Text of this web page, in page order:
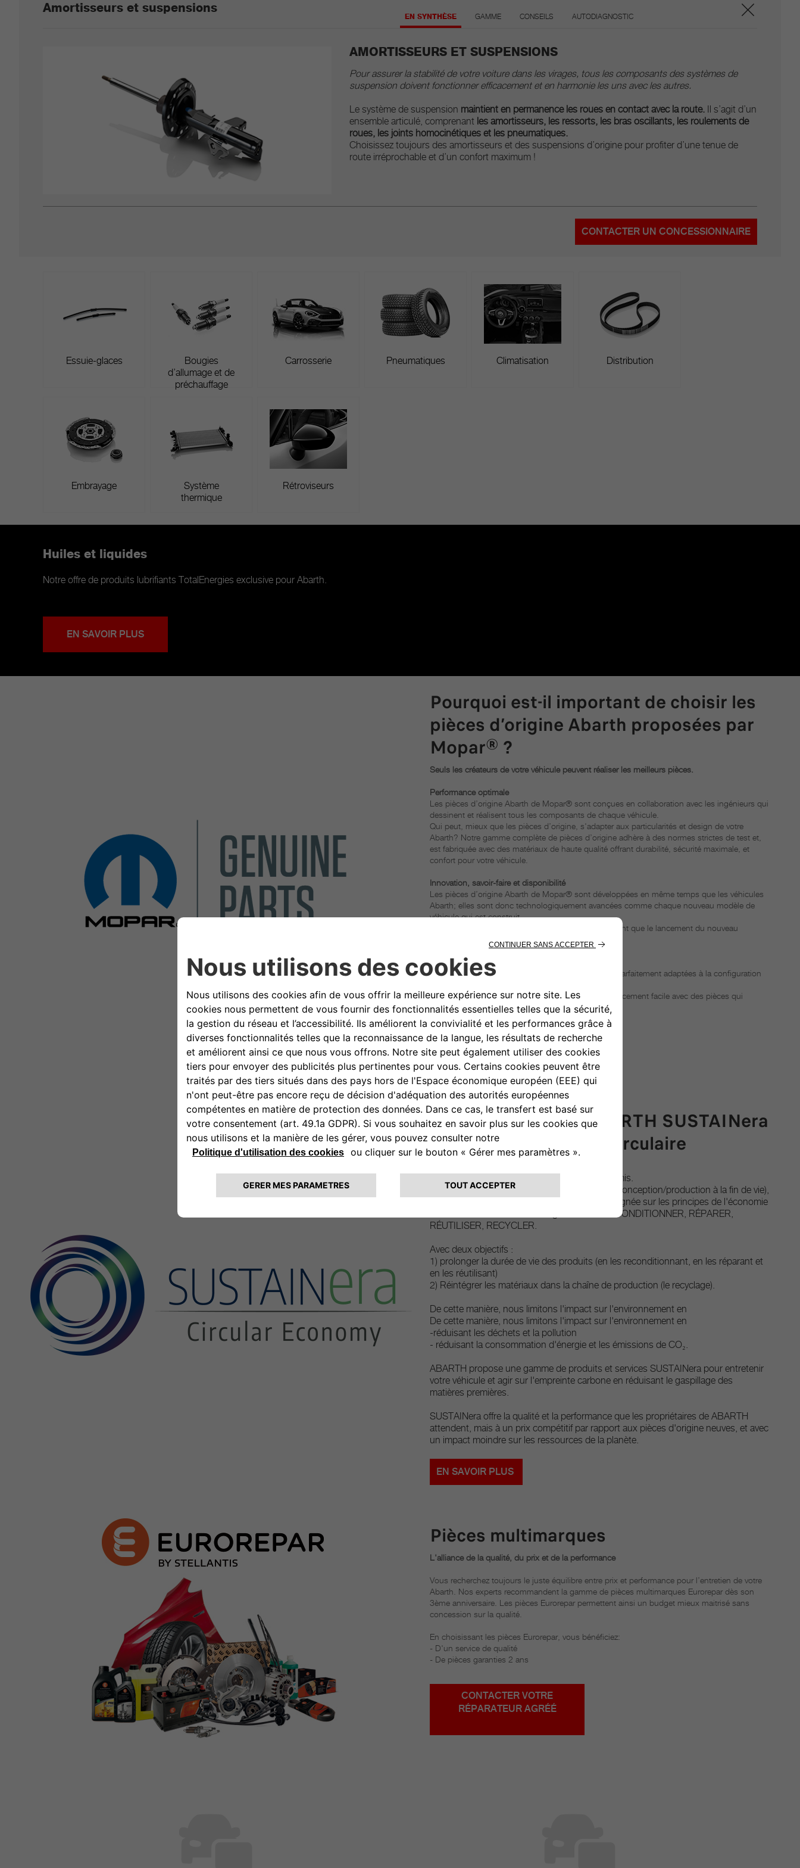
Amortisseurs et suspensions
EN SYNTHÈSE GAMME CONSEILS AUTODIAGNOSTIC
AMORTISSEURS ET SUSPENSIONS
Pour assurer la stabilité de votre voiture dans les virages, tous les composants des systèmes de
suspension doivent fonctionner efficacement et en harmonie les uns avec les autres.
Le système de suspension maintient en permanence les roues en contact avec la route. Il s’agit d’un
ensemble articulé, comprenant les amortisseurs, les ressorts, les bras oscillants, les roulements de
roues, les joints homocinétiques et les pneumatiques.
Choisissez toujours des amortisseurs et des suspensions d’origine pour profiter d’une tenue de
route irréprochable et d’un confort maximum !
CONTACTER UN CONCESSIONNAIRE
Essuie-glaces
Bougies
d’allumage et de
préchauffage
Carrosserie Pneumatiques Climatisation Distribution
Embrayage
Système
thermique
Rétroviseurs
Huiles et liquides
Notre offre de produits lubrifiants TotalEnergies exclusive pour Abarth.
EN SAVOIR PLUS
Pourquoi est-il important de choisir les
pièces d’origine Abarth proposées par
Mopar® ?
Seuls les créateurs de votre véhicule peuvent réaliser les meilleurs pièces.
Performance optimale
Les pièces d’origine Abarth de Mopar® sont conçues en collaboration avec les ingénieurs qui
dessinent et réalisent tous les composants de chaque véhicule.
Qui peut, mieux que les pièces d’origine, s'adapter aux particularités et design de votre
Abarth? Notre gamme complète de pièces d’origine adhère à des normes strictes de test et,
est fabriquée avec des matériaux de haute qualité offrant durabilité, sécurité maximale, et
confort pour votre véhicule.
Innovation, savoir-faire et disponibilité
Les pièces d’origine Abarth de Mopar® sont développées en même temps que les véhicules
Abarth; elles sont donc technologiquement avancées comme chaque nouveau modèle de
véhicule qui est construit.
De plus, les pièces d’origine sortent au même moment que le lancement du nouveau
véhicule, assurant ainsi leur disponibilité.
Ajustement parfait
Seules les pièces d’origine Abarth de Mopar® sont parfaitement adaptées à la configuration
Cela signifie que vous pouvez compter sur un remplacement facile avec des pièces qui
s’intègrent précisément à chaque situation.
CONTACTER VOTRE
RÉPARATEUR AGRÉÉ
Pièces détachées ABARTH SUSTAINera
issues de l'économie circulaire
Durabilité, accessibilité et qualité sans compromis.
Tout au long du cycle de vie du véhicule (de la conception/production à la fin de vie),
nous avons développé une activité complète alignée sur les principes de l'économie
circulaire et basée sur la stratégie des 4R : RECONDITIONNER, RÉPARER,
RÉUTILISER, RECYCLER.
Avec deux objectifs :
1) prolonger la durée de vie des produits (en les reconditionnant, en les réparant et
en les réutilisant)
2) Réintégrer les matériaux dans la chaîne de production (le recyclage).
De cette manière, nous limitons l'impact sur l'environnement en
De cette manière, nous limitons l'impact sur l'environnement en
-réduisant les déchets et la pollution
- réduisant la consommation d'énergie et les émissions de CO₂.
ABARTH propose une gamme de produits et services SUSTAINera pour entretenir
votre véhicule et agir sur l'empreinte carbone en réduisant le gaspillage des
matières premières.
SUSTAINera offre la qualité et la performance que les propriétaires de ABARTH
attendent, mais à un prix compétitif par rapport aux pièces d'origine neuves, et avec
un impact moindre sur les ressources de la planète.
EN SAVOIR PLUS
Pièces multimarques
L'alliance de la qualité, du prix et de la performance
Vous recherchez toujours le juste équilibre entre prix et performance pour l’entretien de votre
Abarth. Nos experts recommandent la gamme de pièces multimarques Eurorepar dès son
3ème anniversaire. Les pièces Eurorepar permettent ainsi un budget mieux maitrisé sans
concession sur la qualité.
En choisissant les pièces Eurorepar, vous bénéficiez:
- D'un service de qualité
- De pièces garanties 2 ans
CONTACTER VOTRE
RÉPARATEUR AGRÉÉ